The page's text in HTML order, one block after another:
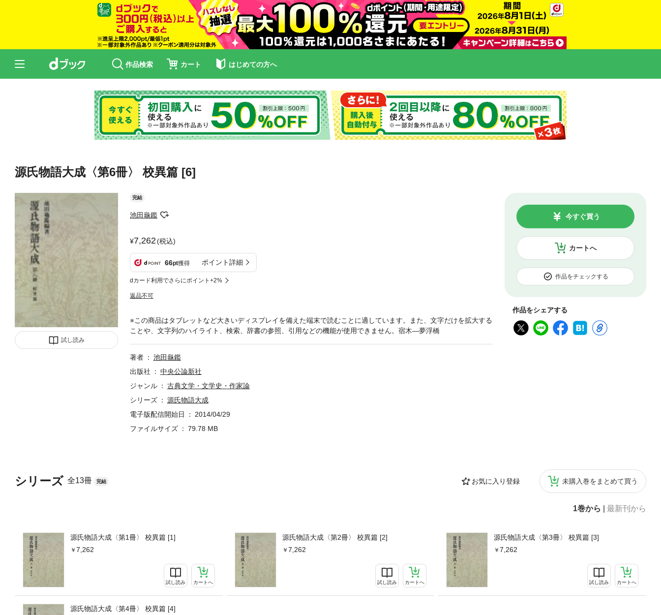
作品検索 カート はじめての方へ
源氏物語大成〈第6冊〉 校異篇 [6]
試し読み
完結
池田龜鑑
7,262(税込)
66pt獲得 ポイント詳細
dカード利用でさらにポイント+2%
返品不可
カートへ
今すぐ買う
作品をチェックする
作品をシェアする
シリーズ 全13冊 完結 お気に入り登録 未購入巻をまとめて買う
1巻から 最新刊から
源氏物語大成〈第1冊〉 校異篇 [1]
7,262
試し読み カートへ
源氏物語大成〈第2冊〉 校異篇 [2]
7,262
試し読み カートへ
源氏物語大成〈第3冊〉 校異篇 [3]
7,262
試し読み カートへ
源氏物語大成〈第4冊〉 校異篇 [4]
※この商品はタブレットなど大きいディスプレイを備えた端末で読むことに適しています。また、文字だけを拡大する
ことや、文字列のハイライト、検索、辞書の参照、引用などの機能が使用できません。宿木―夢浮橋
著者
池田龜鑑
出版社
中央公論新社
ジャンル
古典文学・文学史・作家論
シリーズ
源氏物語大成
電子版配信開始日
2014/04/29
ファイルサイズ
79.78 MB